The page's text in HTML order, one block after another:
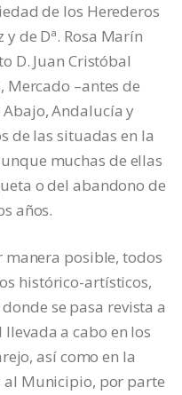
de los Herederos
y de Dª. Rosa Marín
D. Juan Cristóbal
Mercado –antes de
Abajo, Andalucía y
de las situadas en la
muchas de ellas
o del abandono de
años.
manera posible, todos
histórico-artísticos,
donde se pasa revista a
a cabo en los
así como en la
al Municipio, por parte